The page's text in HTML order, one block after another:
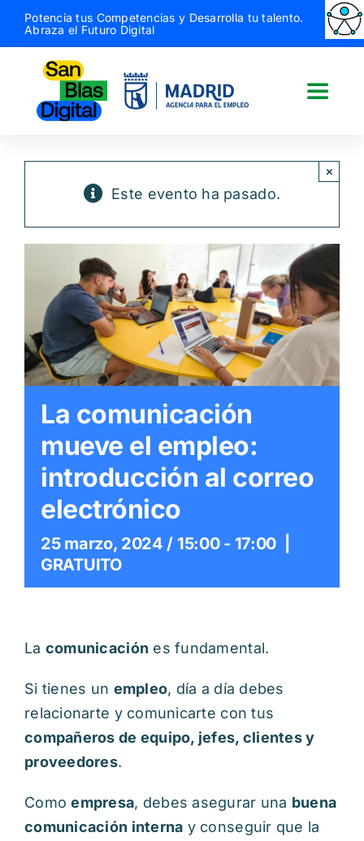
Saltar
contenido
Potencia tus Competencias y Desarrolla tu talento.
Abraza el Futuro Digital
Toggle
Quiénes somos
¿Qué hacemos?
Actividades
Itinerarios
Mediateca
Contacto
Buscar:
Este evento ha pasado.
×
La comunicación
mueve el empleo:
introducción al correo
electrónico
25 marzo, 2024 / 15:00- 17:00
GRATUITO
La comunicación es fundamental.
Si tienes un empleo, día a día debes
relacionarte y comunicarte con tus
compañeros de equipo, jefes, clientes y
proveedores.
Comoempresa, debes asegurar una buena
comunicación interna y conseguir que la